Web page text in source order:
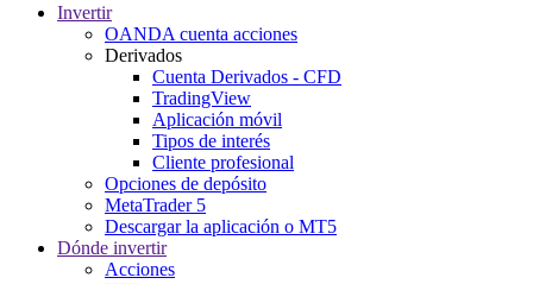
Invertir
OANDA cuenta acciones
Derivados
Cuenta Derivados - CFD
TradingView
Aplicación móvil
Tipos de interés
Cliente profesional
Opciones de depósito
MetaTrader 5
Descargar la aplicación o MT5
Dónde invertir
Acciones